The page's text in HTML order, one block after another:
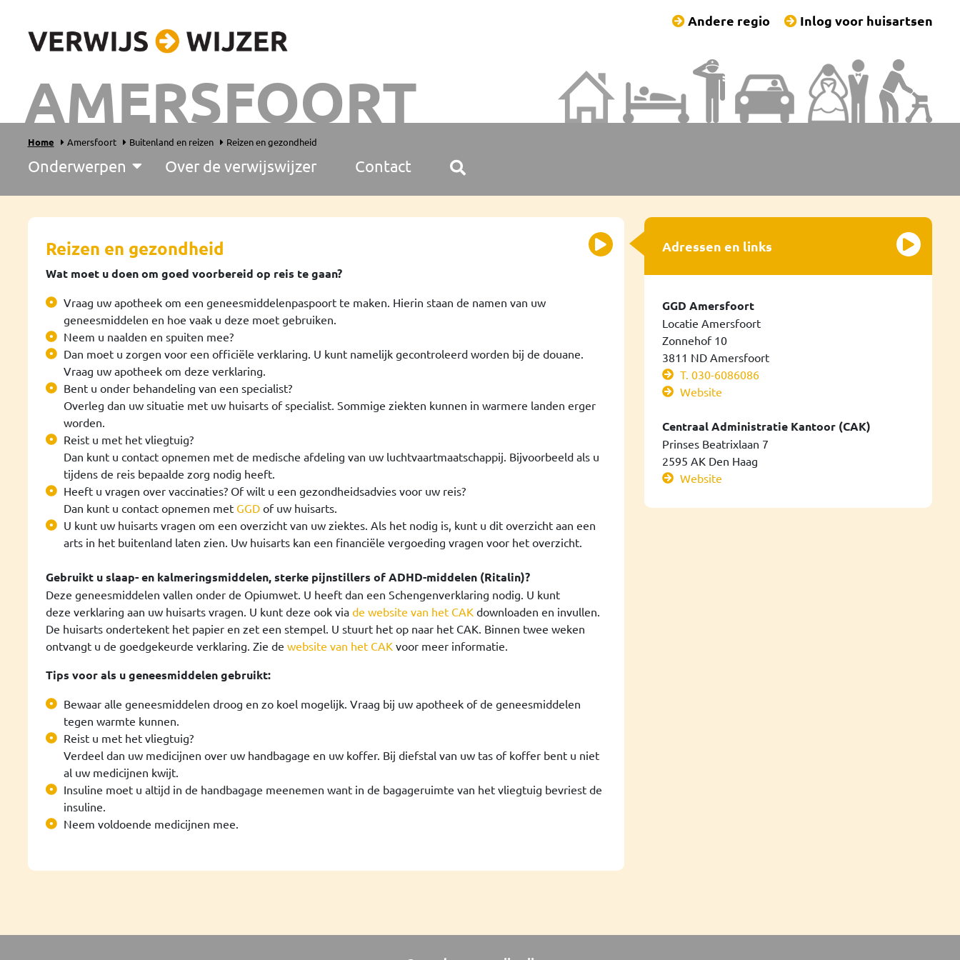
AMERSFOORT
Andere regio Inlog voor huisartsen
Home Amersfoort Buitenland en reizen Reizen en gezondheid
Onderwerpen Over de verwijswijzer Contact
Reizen en gezondheid
Wat moet u doen om goed voorbereid op reis te gaan?
Vraag uw apotheek om een geneesmiddelenpaspoort te maken. Hierin staan de namen van uw
geneesmiddelen en hoe vaak u deze moet gebruiken.
Neem u naalden en spuiten mee?
Dan moet u zorgen voor een officiële verklaring. U kunt namelijk gecontroleerd worden bij de douane.
Vraag uw apotheek om deze verklaring.
Bent u onder behandeling van een specialist?
Overleg dan uw situatie met uw huisarts of specialist. Sommige ziekten kunnen in warmere landen erger
worden.
Reist u met het vliegtuig?
Dan kunt u contact opnemen met de medische afdeling van uw luchtvaartmaatschappij. Bijvoorbeeld als u
tijdens de reis bepaalde zorg nodig heeft.
Heeft u vragen over vaccinaties? Of wilt u een gezondheidsadvies voor uw reis?
Dan kunt u contact opnemen met GGDof uw huisarts.
U kunt uw huisarts vragen om een overzicht van uw ziektes. Als het nodig is, kunt u dit overzicht aan een
arts in het buitenland laten zien. Uw huisarts kan een financiële vergoeding vragen voor het overzicht.
Gebruikt u slaap- en kalmeringsmiddelen, sterke pijnstillers of ADHD-middelen (Ritalin)?
Deze geneesmiddelen vallen onder de Opiumwet. U heeft dan een Schengenverklaring nodig. U kunt
deze verklaring aan uw huisarts vragen. U kunt deze ook via de website van het CAKdownloaden en invullen.
De huisarts ondertekent het papier en zet een stempel. U stuurt het op naar het CAK. Binnen twee weken
ontvangt u de goedgekeurde verklaring. Zie de website van het CAKvoor meer informatie.
Tips voor als u geneesmiddelen gebruikt:
Bewaar alle geneesmiddelen droog en zo koel mogelijk. Vraag bij uw apotheek of de geneesmiddelen
tegen warmte kunnen.
Reist u met het vliegtuig?
Verdeel dan uw medicijnen over uw handbagage en uw koffer. Bij diefstal van uw tas of koffer bent u niet
al uw medicijnen kwijt.
Insuline moet u altijd in de handbagage meenemen want in de bagageruimte van het vliegtuig bevriest de
insuline.
Neem voldoende medicijnen mee.
Adressen en links
GGD Amersfoort
Locatie Amersfoort
Zonnehof 10
3811 ND Amersfoort
T. 030-6086086
Website
Centraal Administratie Kantoor (CAK)
Prinses Beatrixlaan 7
2595 AK Den Haag
Website